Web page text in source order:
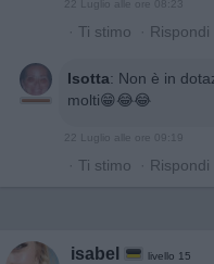
· Ti stimo · Rispondi
Isotta: Non è in
molti😁😂😂
22 Luglio alle ore 09:19
· Ti stimo · Rispondi
isabel livello 15